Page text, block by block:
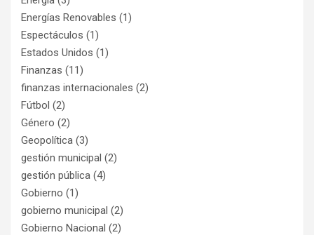
Energías Renovables (1)
Espectáculos (1)
Estados Unidos (1)
Finanzas (11)
finanzas internacionales (2)
Fútbol (2)
Género (2)
Geopolítica (3)
gestión municipal (2)
gestión pública (4)
Gobierno (1)
gobierno municipal (2)
Gobierno Nacional (2)